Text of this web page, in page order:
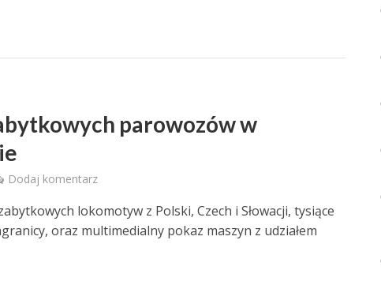
parowozów w
Dodaj komentarz
lokomotyw z Polski, Czech i Słowacji, tysiące
oraz multimedialny pokaz maszyn z udziałem